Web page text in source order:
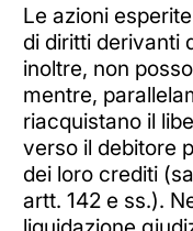
Le azioni
di diritti derivanti
inoltre, non
mentre,
riacquistano il
verso il debitore
dei loro crediti
artt. 142 e ss.).